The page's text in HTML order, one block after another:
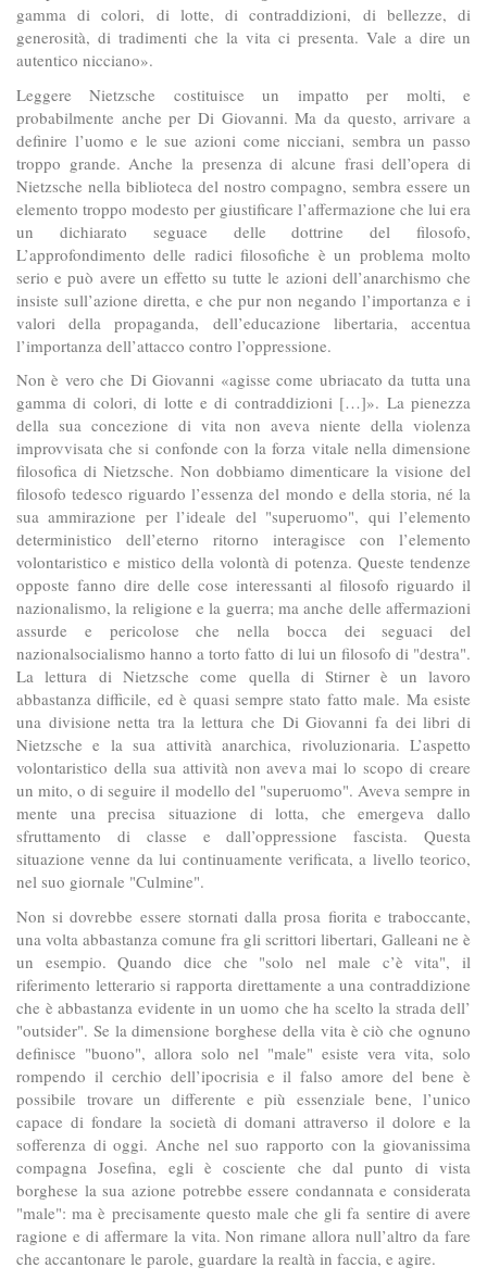
gamma di colori, di lotte, di contraddizioni, di bellezze, di
generosità, di tradimenti che la vita ci presenta. Vale a dire un
autentico nicciano».
Leggere Nietzsche costituisce un impatto per molti, e
probabilmente anche per Di Giovanni. Ma da questo, arrivare a
definire l’uomo e le sue azioni come nicciani, sembra un passo
troppo grande. Anche la presenza di alcune frasi dell’opera di
Nietzsche nella biblioteca del nostro compagno, sembra essere un
elemento troppo modesto per giustificare l’affermazione che lui era
un dichiarato seguace delle dottrine del filosofo,
L’approfondimento delle radici filosofiche è un problema molto
serio e può avere un effetto su tutte le azioni dell’anarchismo che
insiste sull’azione diretta, e che pur non negando l’importanza e i
valori della propaganda, dell’educazione libertaria, accentua
l’importanza dell’attacco contro l’oppressione.
Non è vero che Di Giovanni «agisse come ubriacato da tutta una
gamma di colori, di lotte e di contraddizioni […]». La pienezza
della sua concezione di vita non aveva niente della violenza
improvvisata che si confonde con la forza vitale nella dimensione
filosofica di Nietzsche. Non dobbiamo dimenticare la visione del
filosofo tedesco riguardo l’essenza del mondo e della storia, né la
sua ammirazione per l’ideale del "superuomo", qui l’elemento
deterministico dell’eterno ritorno interagisce con l’elemento
volontaristico e mistico della volontà di potenza. Queste tendenze
opposte fanno dire delle cose interessanti al filosofo riguardo il
nazionalismo, la religione e la guerra; ma anche delle affermazioni
assurde e pericolose che nella bocca dei seguaci del
nazionalsocialismo hanno a torto fatto di lui un filosofo di "destra".
La lettura di Nietzsche come quella di Stirner è un lavoro
abbastanza difficile, ed è quasi sempre stato fatto male. Ma esiste
una divisione netta tra la lettura che Di Giovanni fa dei libri di
Nietzsche e la sua attività anarchica, rivoluzionaria. L’aspetto
volontaristico della sua attività non aveva mai lo scopo di creare
un mito, o di seguire il modello del "superuomo". Aveva sempre in
mente una precisa situazione di lotta, che emergeva dallo
sfruttamento di classe e dall’oppressione fascista. Questa
situazione venne da lui continuamente verificata, a livello teorico,
nel suo giornale "Culmine".
Non si dovrebbe essere stornati dalla prosa fiorita e traboccante,
una volta abbastanza comune fra gli scrittori libertari, Galleani ne è
un esempio. Quando dice che "solo nel male c’è vita", il
riferimento letterario si rapporta direttamente a una contraddizione
che è abbastanza evidente in un uomo che ha scelto la strada dell’
"outsider". Se la dimensione borghese della vita è ciò che ognuno
definisce "buono", allora solo nel "male" esiste vera vita, solo
rompendo il cerchio dell’ipocrisia e il falso amore del bene è
possibile trovare un differente e più essenziale bene, l’unico
capace di fondare la società di domani attraverso il dolore e la
sofferenza di oggi. Anche nel suo rapporto con la giovanissima
compagna Josefina, egli è cosciente che dal punto di vista
borghese la sua azione potrebbe essere condannata e considerata
"male": ma è precisamente questo male che gli fa sentire di avere
ragione e di affermare la vita. Non rimane allora null’altro da fare
che accantonare le parole, guardare la realtà in faccia, e agire.